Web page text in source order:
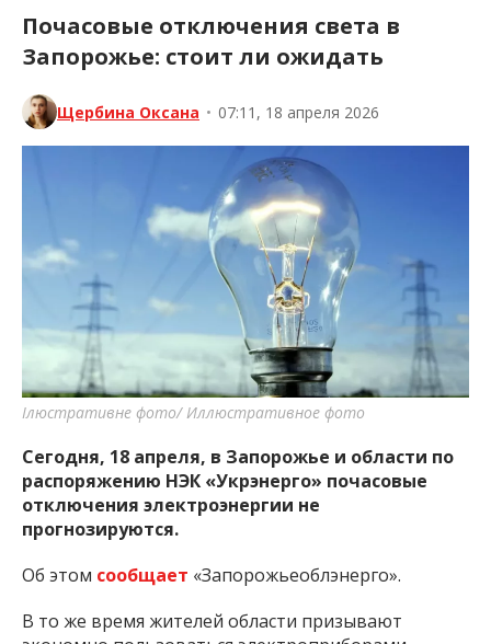
Почасовые отключения света в
Запорожье: стоит ли ожидать
Щербина Оксана • 07:11, 18 апреля 2026
Ілюстративне фото/ Иллюстративное фото
Сегодня, 18 апреля, в Запорожье и области по
распоряжению НЭК «Укрэнерго» почасовые
отключения электроэнергии не
прогнозируются.
Об этом сообщает «Запорожьеоблэнерго».
В то же время жителей области призывают